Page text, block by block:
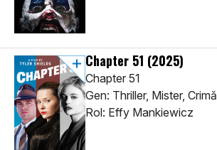
Chapter 51 (2025)
Chapter 51
Gen: Thriller, Mister, Crimă
Rol: Effy Mankiewicz